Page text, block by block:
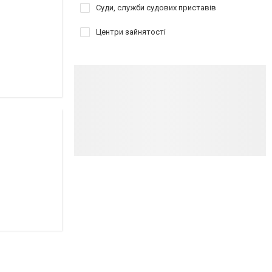
Суди, служби судових приставів
Центри зайнятості